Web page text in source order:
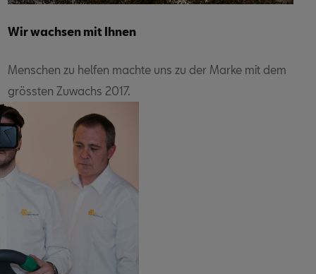
Wir wachsen mit Ihnen
Menschen zu helfen machte uns zu der Marke mit dem
grössten Zuwachs 2017.